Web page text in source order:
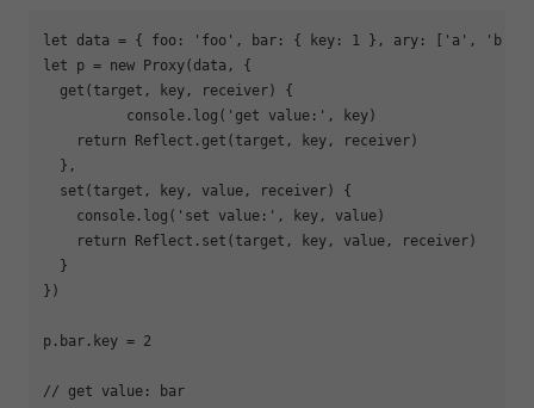
let data = { foo : 'foo' , bar : { key : 1 }, ary : [ 'a' ,
'b'
let p = new Proxy(data, {
  get(target, key, receiver) {
console .log( 'get value:' , key)
return
Reflect .get(target, key, receiver)
  },
  set(target, key, value, receiver) {
console .log( 'set value:' , key, value)
return
Reflect .set(target, key, value, receiver)
  }
})
p.bar.key = 2
// get value: bar